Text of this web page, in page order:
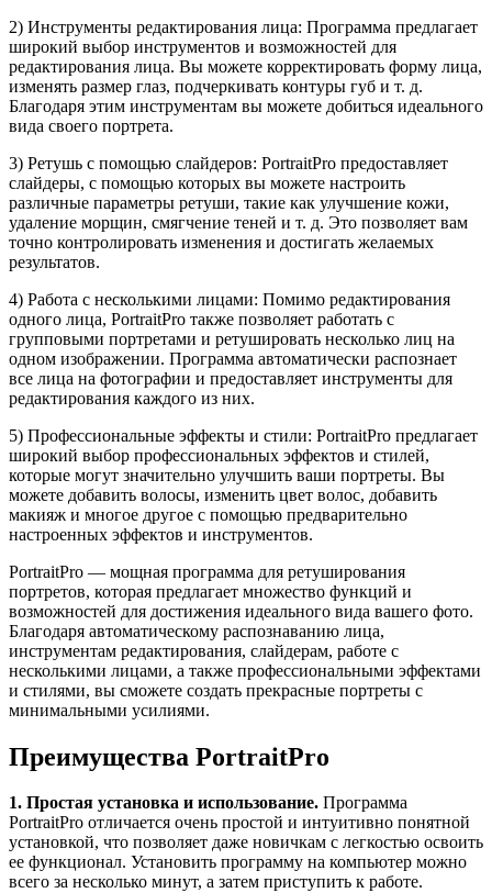
2) Инструменты редактирования лица: Программа предлагает
широкий выбор инструментов и возможностей для
редактирования лица. Вы можете корректировать форму лица,
изменять размер глаз, подчеркивать контуры губ и т. д.
Благодаря этим инструментам вы можете добиться идеального
вида своего портрета.
3) Ретушь с помощью слайдеров: PortraitPro предоставляет
слайдеры, с помощью которых вы можете настроить
различные параметры ретуши, такие как улучшение кожи,
удаление морщин, смягчение теней и т. д. Это позволяет вам
точно контролировать изменения и достигать желаемых
результатов.
4) Работа с несколькими лицами: Помимо редактирования
одного лица, PortraitPro также позволяет работать с
групповыми портретами и ретушировать несколько лиц на
одном изображении. Программа автоматически распознает
все лица на фотографии и предоставляет инструменты для
редактирования каждого из них.
5) Профессиональные эффекты и стили: PortraitPro предлагает
широкий выбор профессиональных эффектов и стилей,
которые могут значительно улучшить ваши портреты. Вы
можете добавить волосы, изменить цвет волос, добавить
макияж и многое другое с помощью предварительно
настроенных эффектов и инструментов.
PortraitPro — мощная программа для ретуширования
портретов, которая предлагает множество функций и
возможностей для достижения идеального вида вашего фото.
Благодаря автоматическому распознаванию лица,
инструментам редактирования, слайдерам, работе с
несколькими лицами, а также профессиональными эффектами
и стилями, вы сможете создать прекрасные портреты с
минимальными усилиями.
Преимущества PortraitPro
1. Простая установка и использование. Программа
PortraitPro отличается очень простой и интуитивно понятной
установкой, что позволяет даже новичкам с легкостью освоить
ее функционал. Установить программу на компьютер можно
всего за несколько минут, а затем приступить к работе.